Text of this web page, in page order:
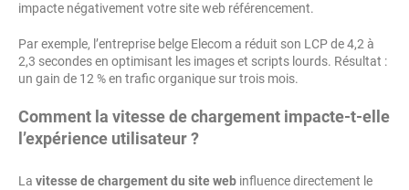
impacte négativement votre site web référencement.
Par exemple, l’entreprise belge Elecom a réduit son LCP de 4,2 à
2,3 secondes en optimisant les images et scripts lourds. Résultat :
un gain de 12 % en trafic organique sur trois mois.
Comment la vitesse de chargement impacte-t-elle
l’expérience utilisateur ?
La vitesse de chargement du site web influence directement le